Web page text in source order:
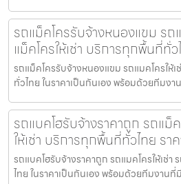
รถแม็คโครรับจ้างหนองแขม รถ
แม็คโครให้เช่า บริการทุกพื้นที่ทั่
รถแม็คโครรับจ้างหนองแขม รถแมคโครให้เ
ทั่วไทย ในราคาเป็นกันเอง พร้อมด้วยทีมง
รถแบคโฮรับจ้างราคาถูก รถแม็
ให้เช่า บริการทุกพื้นที่ทั่วไทย รา
รถแบคโฮรับจ้างราคาถูก รถแมคโครให้เช่า
ไทย ในราคาเป็นกันเอง พร้อมด้วยทีมงาน